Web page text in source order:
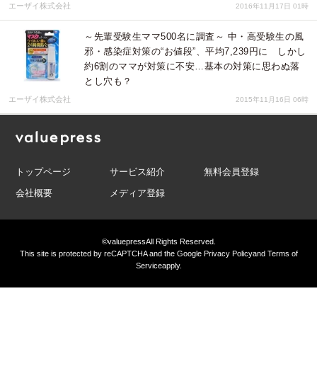
エーザイ株式会社 2016年11月17日 01時
～先輩受験生ママ500名に調査～ 中・高受験生の風
邪・感染症対策の“お値段”、平均7,239円に しかし
約6割のママが対策に不安…基本の対策に思わぬ落
とし穴も？
エーザイ株式会社 2015年11月16日 06時
トップページ サービス紹介
無料会員登録
会社概要
メディア登録
©valuepressAll Rights Reserved.
This site is protected by reCAPTCHA and the GooglePrivacy PolicyandTerms of
Serviceapply.